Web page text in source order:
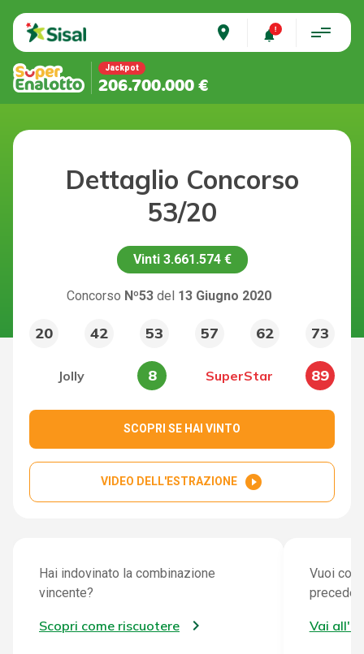
place
Jackpot
206.700.000 €
Dettaglio Concorso
53/20
Vinti 3.661.574 €
Concorso Nº53 del 13 Giugno 2020
20 42 53 57 62 73
Jolly 8 SuperStar 89
SCOPRI SE HAI VINTO
VIDEO DELL'ESTRAZIONE play_circle_filled
Hai indovinato la combinazione
vincente?
Scopri come riscuotere
Vuoi
Vai